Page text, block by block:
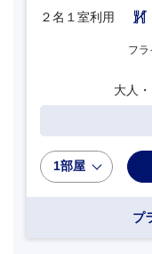
２名１室利用
フ
大人
1部屋
プ